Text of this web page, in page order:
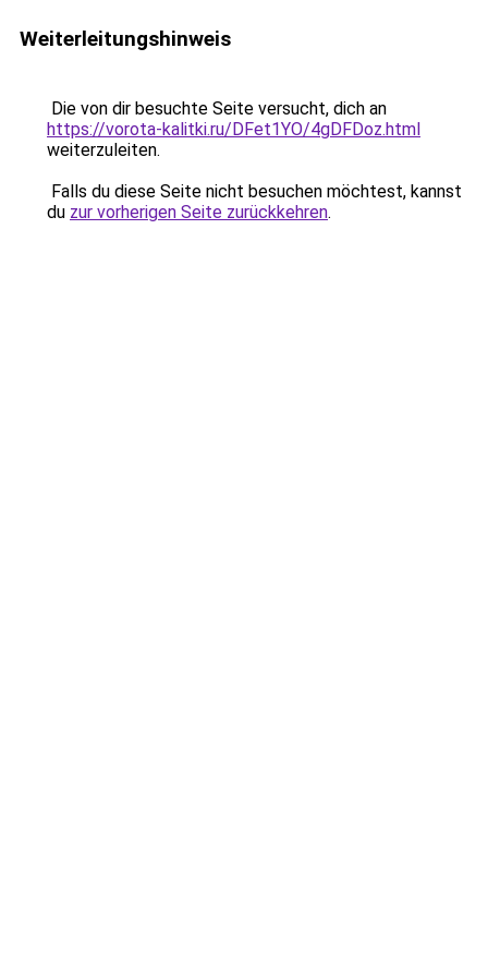
Weiterleitungshinweis
Die von dir besuchte Seite versucht, dich an
https://vorota-kalitki.ru/DFet1YO/4gDFDoz.html
weiterzuleiten.
Falls du diese Seite nicht besuchen möchtest, kannst
du zur vorherigen Seite zurückkehren.